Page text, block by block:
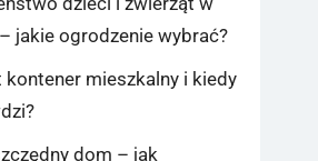
jakie ogrodzenie wybrać?
kontener mieszkalny i kiedy
dom – jak